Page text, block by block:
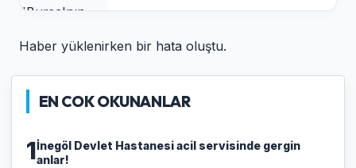
Haber yüklenirken bir hata oluştu.
EN COK OKUNANLAR
1İnegöl Devlet Hastanesi acil servisinde gergin
anlar!